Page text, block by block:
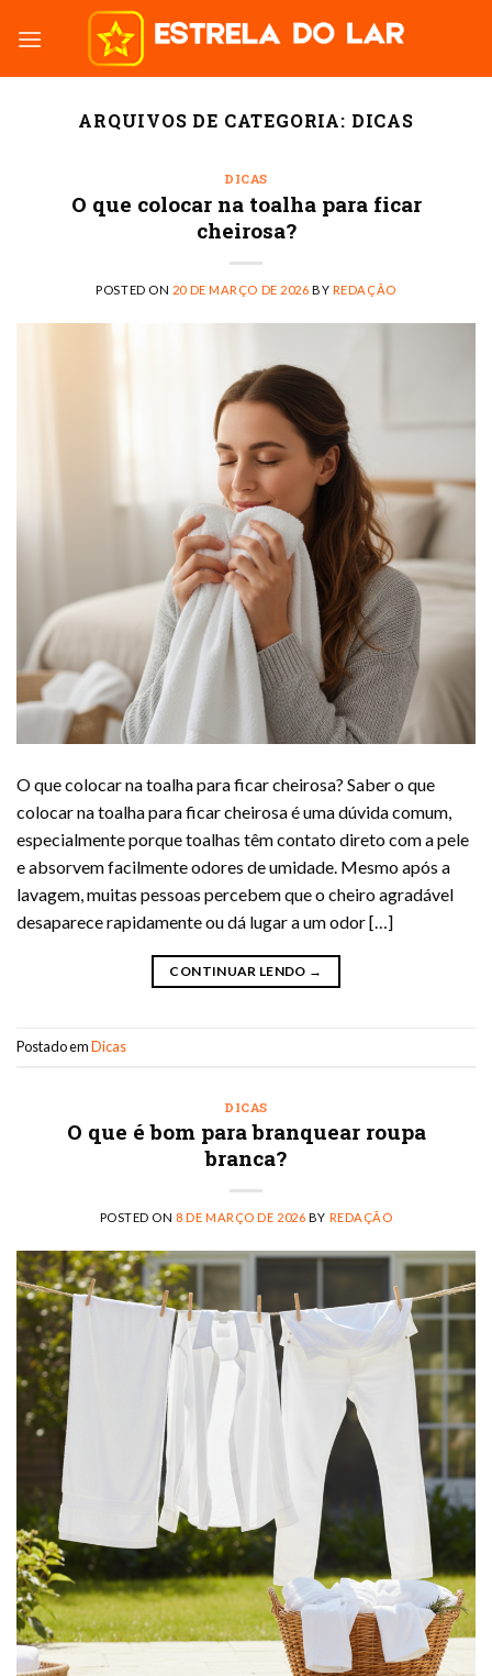
ARQUIVOS DE CATEGORIA: DICAS
DICAS
O que colocar na toalha para ficar
cheirosa?
POSTED ON 20 DE MARÇO DE 2026 BY REDAÇÃO
O que colocar na toalha para ficar cheirosa? Saber o que
colocar na toalha para ficar cheirosa é uma dúvida comum,
especialmente porque toalhas têm contato direto com a pele
e absorvem facilmente odores de umidade. Mesmo após a
lavagem, muitas pessoas percebem que o cheiro agradável
desaparece rapidamente ou dá lugar a um odor […]
CONTINUAR LENDO →
Postado emDicas
DICAS
O que é bom para branquear roupa
branca?
POSTED ON 8 DE MARÇO DE 2026 BY REDAÇÃO